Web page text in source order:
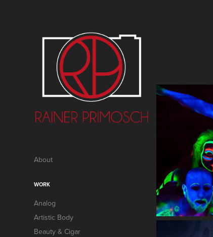
About
WORK
Analog
Artistic Body
Beauty & Cigar